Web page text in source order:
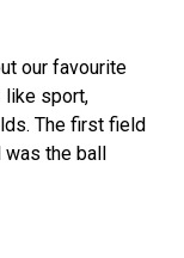
our favourite
like sport,
The first field
the ball